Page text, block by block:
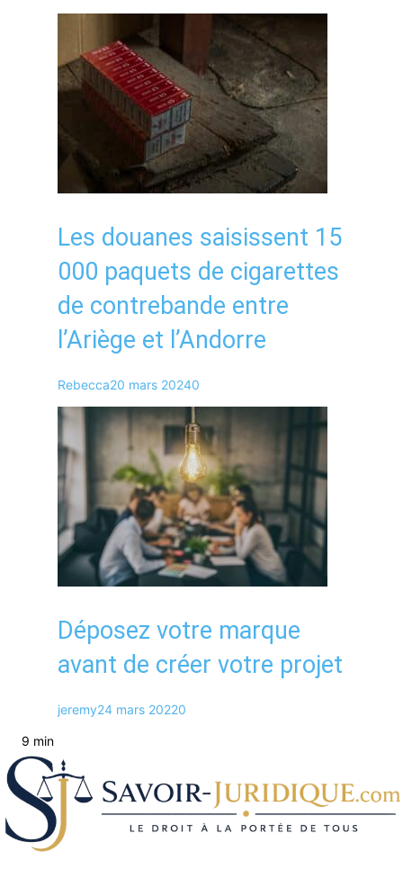
Les douanes saisissent 15
000 paquets de cigarettes
de contrebande entre
l’Ariège et l’Andorre
Rebecca20 mars 20240
Déposez votre marque
avant de créer votre projet
jeremy24 mars 20220
9 min